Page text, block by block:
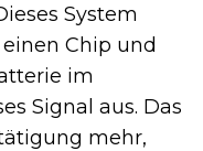
System
Chip und
im
Signal aus. Das
mehr,